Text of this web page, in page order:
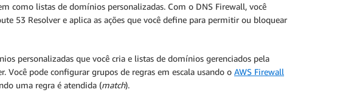
como listas de domínios personalizadas. Com o DNS Firewall, você
53 Resolver e aplica as ações que você define para permitir ou bloquear
personalizadas que você cria e listas de domínios gerenciados pela
Você pode configurar grupos de regras em escala usando o AWS Firewall
uma regra é atendida (match).